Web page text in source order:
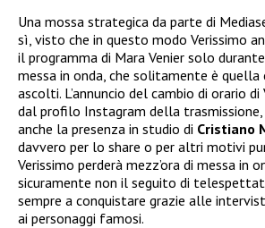
Una mossa strategica da parte di
sì, visto che in questo modo Verissimo
il programma di Mara Venier solo
messa in onda, che solitamente è
ascolti. L’annuncio del cambio di orario
dal profilo Instagram della trasmissione,
anche la presenza in studio di Cristiano
davvero per lo share o per altri motivi
Verissimo perderà mezz’ora di messa in
sicuramente non il seguito di
sempre a conquistare grazie alle
ai personaggi famosi.